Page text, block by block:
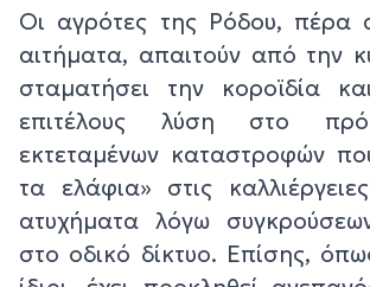
Οι αγρότες της Ρόδου, πέρα
αιτήματα, απαιτούν από την
σταματήσει την κοροϊδία
επιτέλους λύση στο
εκτεταμένων καταστροφών
τα ελάφια» στις
ατυχήματα λόγω
στο οδικό δίκτυο. Επίσης,